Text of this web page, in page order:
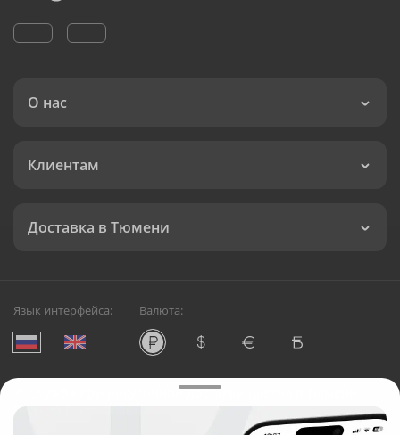
О нас
Клиентам
Доставка в Тюмени
Язык интерфейса: Валюта:
Служба круглосуточной доставки цветов в Тюмени
Русский Букет, 2026